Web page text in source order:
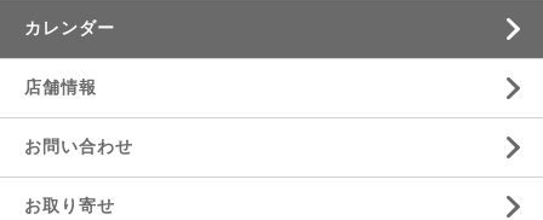
カレンダー
店舗情報
お問い合わせ
お取り寄せ